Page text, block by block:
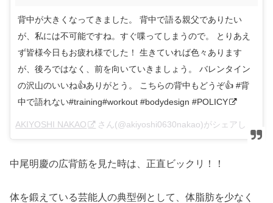
背中が大きくなってきました。 背中で語る親父でありたい
が、私には不可能ですね。すぐ喋ってしまうので。 とりあえ
ず皆様今日もお疲れ様でした！ 生きていれば色々あります
が、後ろではなく、前を向いていきましょう。 バレンタイン
の沢山のいいね👍ありがとう。 こちらの背中もどうぞ👍 #背
中で語れない#training#workout #bodydesign #POLICY
AKIYOSHI NAKAO さん(@akiyoshi0630nakao)がシェアした投稿 –
中尾明慶の広背筋を見た時は、正直ビックリ！！
体を鍛えている芸能人の典型例として、体脂肪を少なく